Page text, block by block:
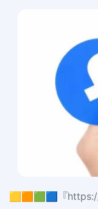
🟨🟧🟩🟦『